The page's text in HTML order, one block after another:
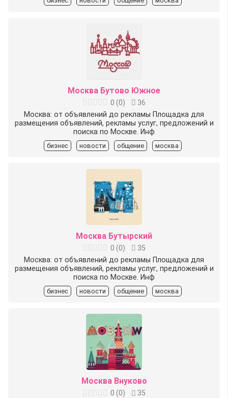
Москва Бутово Южное
0 (0)
36
Москва: от объявлений до рекламы Площадка для
размещения объявлений, рекламы услуг, предложений и
поиска по Москве. Инф
бизнес новости общение москва
Москва Бутырский
0 (0)
35
Москва: от объявлений до рекламы Площадка для
размещения объявлений, рекламы услуг, предложений и
поиска по Москве. Инф
бизнес новости общение москва
Москва Внуково
0 (0)
35